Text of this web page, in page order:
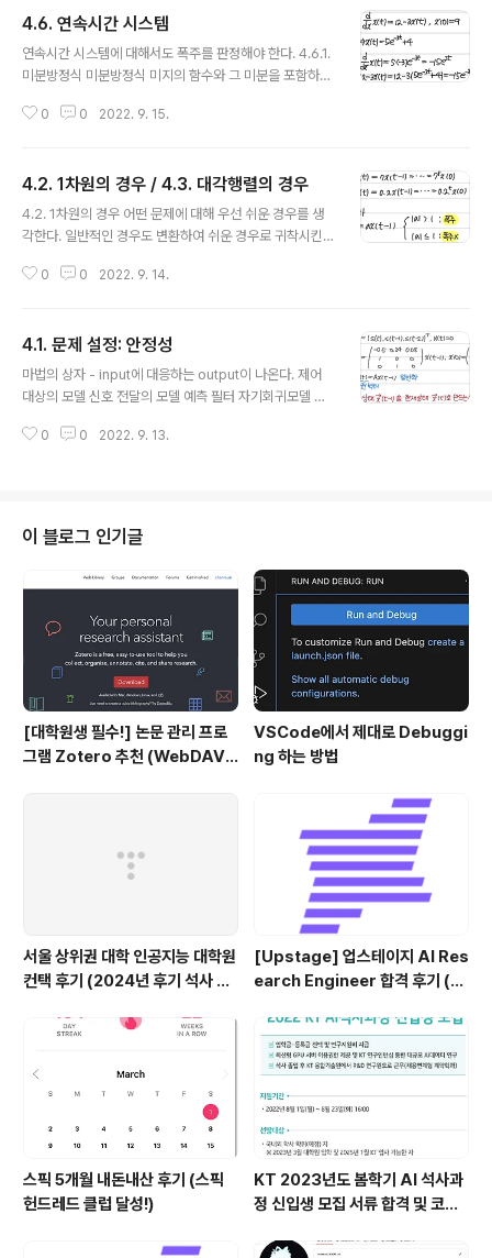
4.6. 연속시간 시스템
연속시간 시스템에 대해서도 폭주를 판정해야 한다. 4.6.1.
미분방정식 미분방정식 미지의 함수와 그 미분을 포함하는
방정식 하나의 변수 t의 함수 x(t)에 대한 방정식인 것을 강
폭주, 그렇지 않다면 폭주하지 않는다. 단, 이는 ai가 복소
수가 아닐 때만 해당한다. 4.6.4. 대각화할 수 있는 경우 이
변환법은 이산시간의 경우와 동일하다. 4.6.5. 결론: 고윳
로그래머를 위한 선형대수』, 이창신, 길벗, 2017.
0 0 2022. 9. 15.
4.2. 1차원의 경우 / 4.3. 대각행렬의 경우
4.2. 1차원의 경우 어떤 문제에 대해 우선 쉬운 경우를 생
각한다. 일반적인 경우도 변환하여 쉬운 경우로 귀착시킨
크면 폭주한다. 출처: 히라오카 카즈유키, 호리 겐, 『프로그
0 0 2022. 9. 14.
4.1. 문제 설정: 안정성
마법의 상자 - input에 대응하는 output이 나온다. 제어
대상의 모델 신호 전달의 모델 예측 필터 자기회귀모델 이
여부 현재값이 이전값보다 증가하는 경우 폭주(불안정) 현
즈유키, 호리 겐, 『프로그래머를 위한 선형대수』, 이창신,
길벗, 2017.
0 0 2022. 9. 13.
이 블로그 인기글
[대학원생 필수!] 논문 관리 프로
그램 Zotero 추천 (WebDAV
VSCode에서 제대로 Debuggi
ng 하는 방법
서울 상위권 대학 인공지능 대학원
컨택 후기 (2024년 후기 석사 지
[Upstage] 업스테이지 AI Res
earch Engineer 합격 후기 (정
스픽 5개월 내돈내산 후기 (스픽
헌드레드 클럽 달성!)
KT 2023년도 봄학기 AI 석사과
정 신입생 모집 서류 합격 및 코딩
자)